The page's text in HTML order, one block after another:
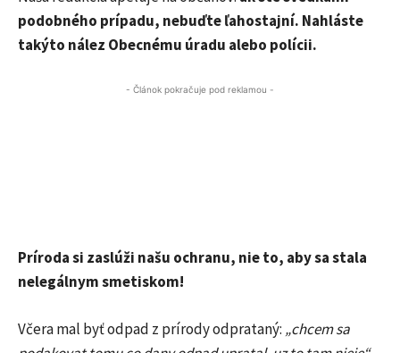
podobného prípadu, nebuďte ľahostajní. Nahláste
takýto nález Obecnému úradu alebo polícii.
- Článok pokračuje pod reklamou -
Príroda si zaslúži našu ochranu, nie to, aby sa stala
nelegálnym smetiskom!
Včera mal byť odpad z prírody odprataný: „chcem sa